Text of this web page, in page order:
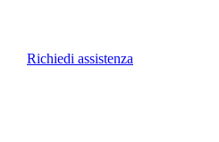
Richiedi assistenza